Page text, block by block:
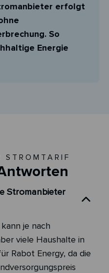
erfolgt
So
Energie
STROMTARIF
Stromanbieter
je nach
viele Haushalte in
Rabot Energy, da die